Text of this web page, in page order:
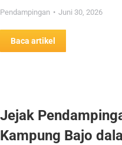
Pendampingan Juni 30, 2026
Baca artikel
Jejak
Kampung Bajo